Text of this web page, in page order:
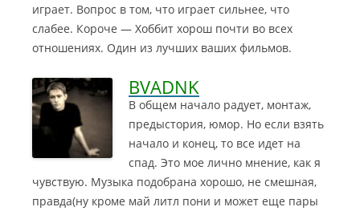
играет. Вопрос в том, что играет сильнее, что
слабее. Короче — Хоббит хорош почти во всех
отношениях. Один из лучших ваших фильмов.
BVADNK
В общем начало радует, монтаж,
предыстория, юмор. Но если взять
начало и конец, то все идет на
спад. Это мое лично мнение, как я
чувствую. Музыка подобрана хорошо, не смешная,
правда(ну кроме май литл пони и может еще пары